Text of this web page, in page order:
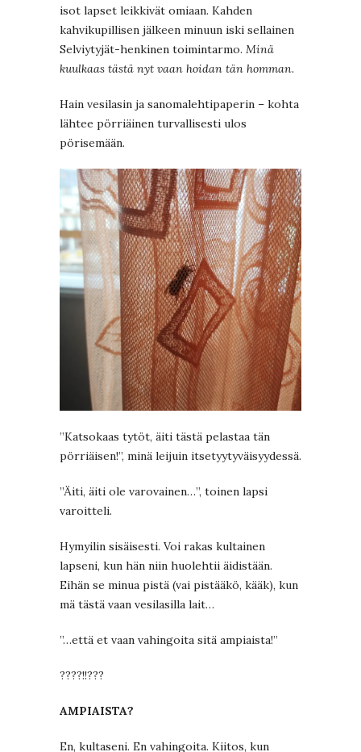
isot lapset leikkivät omiaan. Kahden
kahvikupillisen jälkeen minuun iski sellainen
Selviytyjät-henkinen toimintarmo. Minä
kuulkaas tästä nyt vaan hoidan tän homman.
Hain vesilasin ja sanomalehtipaperin – kohta
lähtee pörriäinen turvallisesti ulos
pörisemään.
”Katsokaas tytöt, äiti tästä pelastaa tän
pörriäisen!”, minä leijuin itsetyytyväisyydessä.
”Äiti, äiti ole varovainen…”, toinen lapsi
varoitteli.
Hymyilin sisäisesti. Voi rakas kultainen
lapseni, kun hän niin huolehtii äidistään.
Eihän se minua pistä (vai pistääkö, kääk), kun
mä tästä vaan vesilasilla lait…
”…että et vaan vahingoita sitä ampiaista!”
????!!???
AMPIAISTA?
En, kultaseni. En vahingoita. Kiitos, kun